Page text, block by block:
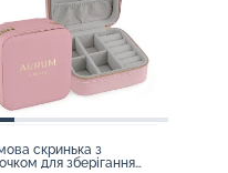
скринька з
для зберігання